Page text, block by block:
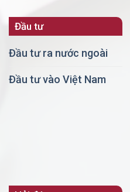
Đầu tư
Đầu tư ra nước ngoài
Đầu tư vào Việt Nam